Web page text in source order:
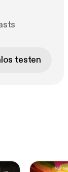
testen